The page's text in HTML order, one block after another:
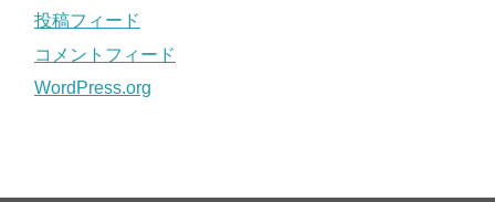
投稿フィード
コメントフィード
WordPress.org